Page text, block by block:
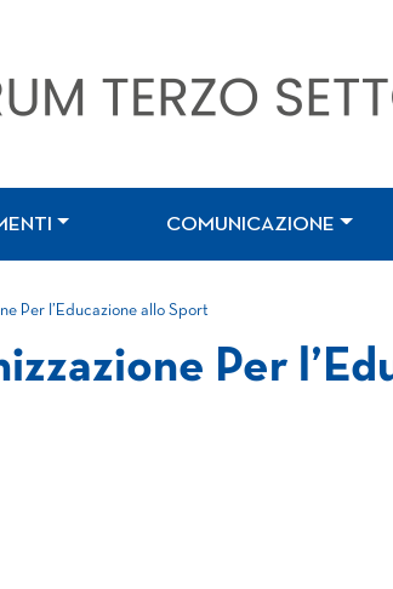
COMUNICAZIONE
Per l’Educazione allo Sport
Per